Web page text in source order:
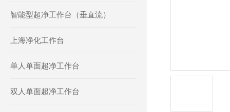
智能型超净工作台（垂直流）
上海净化工作台
单人单面超净工作台
双人单面超净工作台